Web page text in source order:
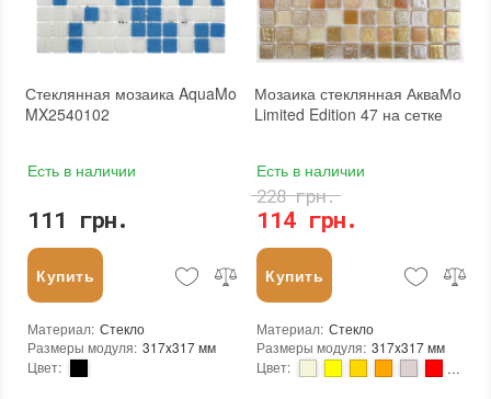
Бренд: AquaMo
Тип поверхности: Глянцевая
Стеклянная мозаика AquaMo
MX2540102
Есть в наличии
111 грн.
Купить
Материал: Стекло
Размеры модуля: 317x317 мм
Цвет:
Мозаика стеклянная АкваМо
Limited Edition 47 на сетке
Есть в наличии
114 грн.
228 грн.
Купить
Материал: Стекло
Размеры модуля: 317x317 мм
Цвет: